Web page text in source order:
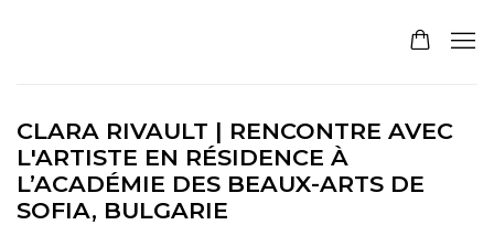
CLARA RIVAULT | RENCONTRE AVEC
L'ARTISTE EN RÉSIDENCE À
L’ACADÉMIE DES BEAUX-ARTS DE
SOFIA, BULGARIE